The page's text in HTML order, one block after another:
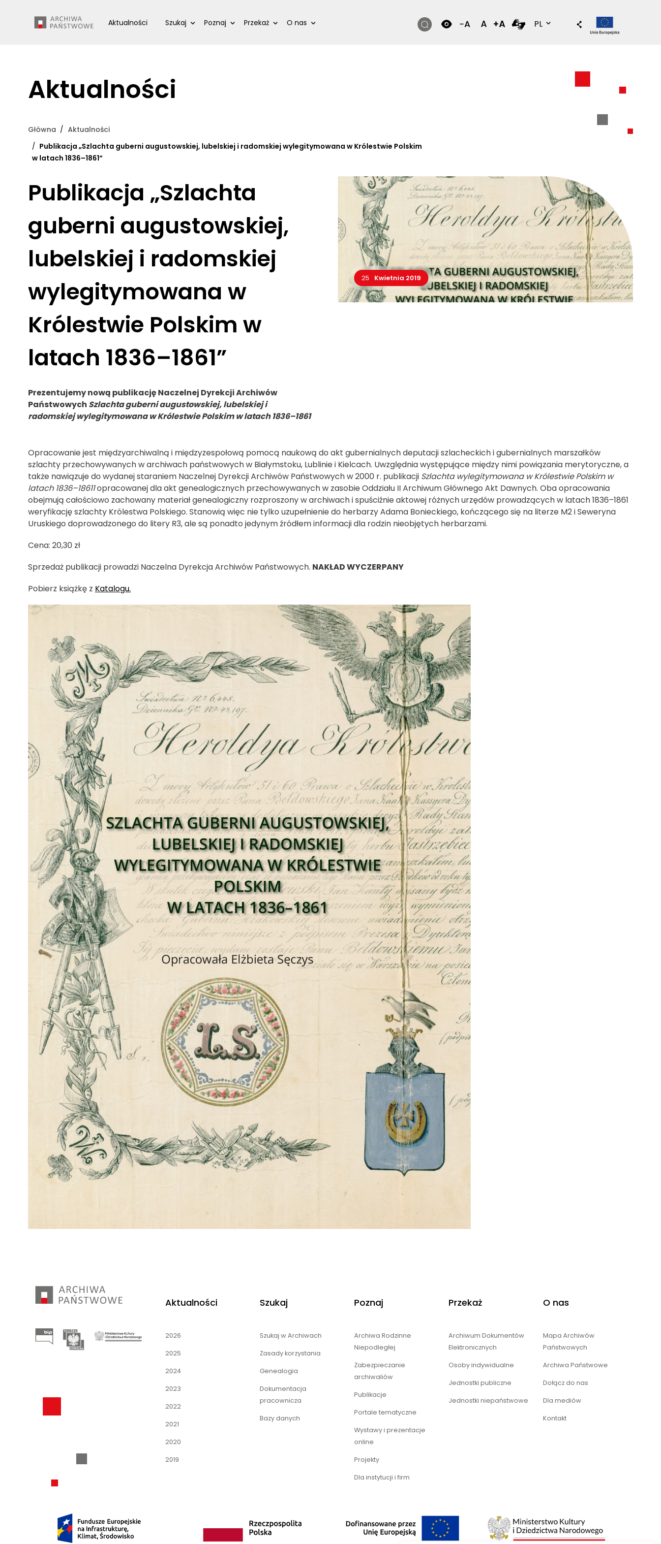
Aktualności Szukaj Poznaj Przekaż O nas Szukaj PLWersja polska
Aktualności
Główna
Aktualności
Publikacja „Szlachta guberni augustowskiej, lubelskiej i radomskiej wylegitymowana w Królestwie Polskim
w latach 1836–1861”
Publikacja „Szlachta
guberni augustowskiej,
lubelskiej i radomskiej
wylegitymowana w
Królestwie Polskim w
latach 1836–1861”
Prezentujemy nową publikację Naczelnej Dyrekcji Archiwów
Państwowych Szlachta guberni augustowskiej, lubelskiej i
radomskiej wylegitymowana w Królestwie Polskim w latach 1836–1861
25 Kwietnia 2019
Opracowanie jest międzyarchiwalną i międzyzespołową pomocą naukową do akt gubernialnych deputacji szlacheckich i gubernialnych marszałków
szlachty przechowywanych w archiwach państwowych w Białymstoku, Lublinie i Kielcach. Uwzględnia występujące między nimi powiązania merytoryczne, a
także nawiązuje do wydanej staraniem Naczelnej Dyrekcji Archiwów Państwowych w 2000 r. publikacji Szlachta wylegitymowana w Królestwie Polskim w
latach 1836–18611opracowanej dla akt genealogicznych przechowywanych w zasobie Oddziału II Archiwum Głównego Akt Dawnych. Oba opracowania
obejmują całościowo zachowany materiał genealogiczny rozproszony w archiwach i spuściźnie aktowej różnych urzędów prowadzących w latach 1836–1861
weryfikację szlachty Królestwa Polskiego. Stanowią więc nie tylko uzupełnienie do herbarzy Adama Bonieckiego, kończącego się na literze M2 i Seweryna
Uruskiego doprowadzonego do litery R3, ale są ponadto jedynym źródłem informacji dla rodzin nieobjętych herbarzami.
Cena: 20,30 zł
Sprzedaż publikacji prowadzi Naczelna Dyrekcja Archiwów Państwowych. NAKŁAD WYCZERPANY
Pobierz książkę z Katalogu.
Aktualności
2026
2025
2024
2023
2022
2021
2020
2019
Szukaj
Szukaj w Archiwach
Zasady korzystania
Genealogia
Dokumentacja
pracownicza
Bazy danych
Poznaj
Archiwa Rodzinne
Niepodległej
Zabezpieczanie
archiwaliów
Publikacje
Portale tematyczne
Wystawy i prezentacje
online
Projekty
Dla instytucji i firm
Przekaż
Archiwum Dokumentów
Elektronicznych
Osoby indywidualne
Jednostki publiczne
Jednostki niepaństwowe
O nas
Mapa Archiwów
Państwowych
Archiwa Państwowe
Dołącz do nas
Dla mediów
Kontakt